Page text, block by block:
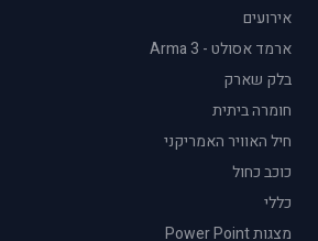
אירועים
ארמד אסולט - Arma 3
בלק שארק
חומרה ביתית
חיל האוויר האמריקני
כוכב כחול
כללי
מצגות Power Point